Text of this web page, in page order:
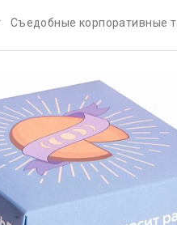
Съедобные корпоративные